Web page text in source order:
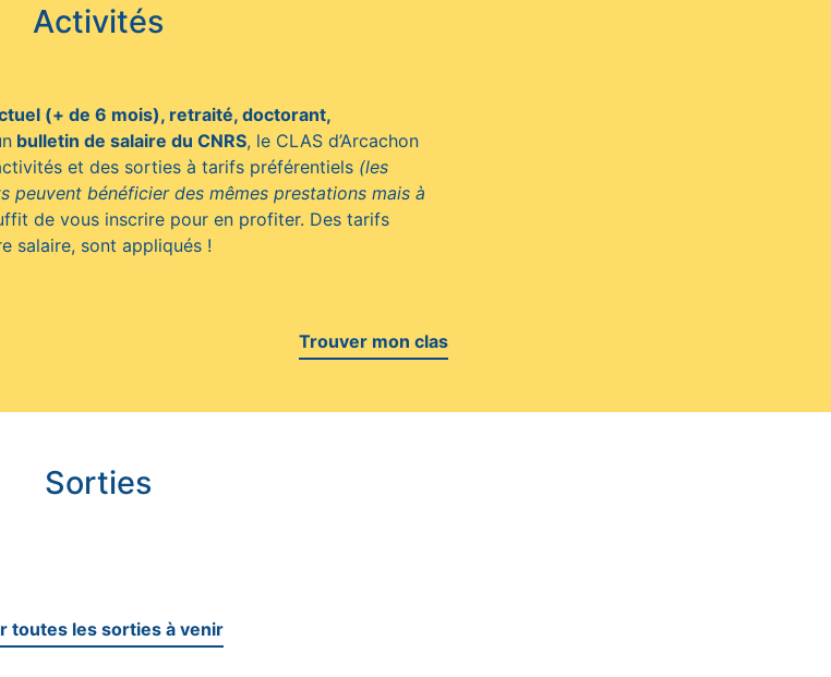
Activités
(+ de 6 mois), retraité, doctorant,
bulletin de salaire du CNRS, le CLAS d’Arcachon
et des sorties à tarifs préférentiels (les
peuvent bénéficier des mêmes prestations mais à
de vous inscrire pour en profiter. Des tarifs
salaire, sont appliqués !
Trouver mon clas
Sorties
toutes les sorties à venir